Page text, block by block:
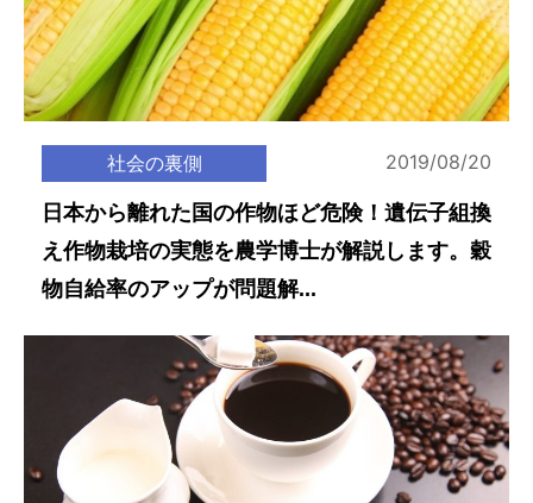
社会の裏側 2019/08/20
日本から離れた国の作物ほど危険！遺伝子組換
え作物栽培の実態を農学博士が解説します。穀
物自給率のアップが問題解...